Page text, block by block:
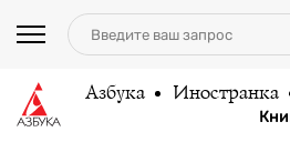
Азбука Иностранка